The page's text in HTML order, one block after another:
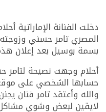
دخلت الفنانة الإماراتية
المصري تامر حسني وزوجته
بسمة بوسيل بعد إعلان
أحلام وجهت نصيحة لتامر
حسابها الشخصي على موقع
والله وأعتقد تامر فنان
لايقين لبعض وشوي مشاكل